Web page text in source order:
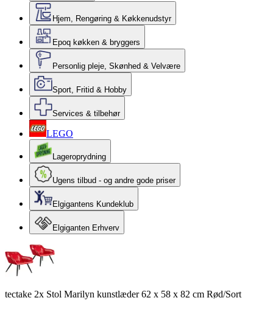
Hjem, Rengøring & Køkkenudstyr
Epoq køkken & bryggers
Personlig pleje, Skønhed & Velvære
Sport, Fritid & Hobby
Services & tilbehør
LEGO
Lageroprydning
Ugens tilbud - og andre gode priser
Elgigantens Kundeklub
Elgiganten Erhverv
tectake 2x Stol Marilyn kunstlæder 62 x 58 x 82 cm Rød/Sort